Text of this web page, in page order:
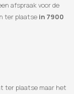
afspraak voor de
ter plaatse in 7900
ter plaatse maar het